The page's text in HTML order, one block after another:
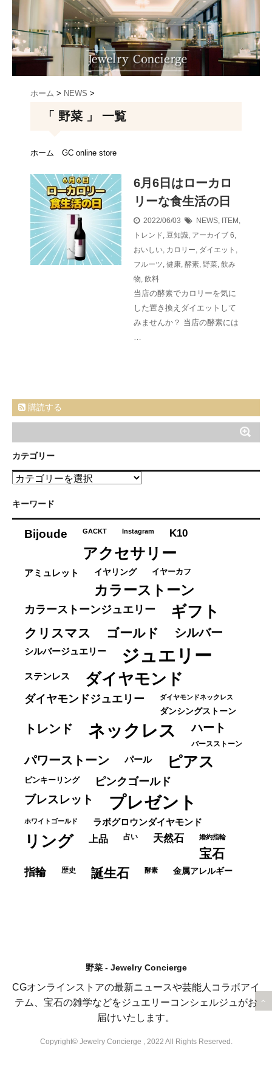
ホーム > NEWS >
「 野菜 」 一覧
ホーム GC online store
6月6日はローカロ
リーな食生活の日
2022/06/03 NEWS, ITEM,
トレンド, 豆知識, アーカイブ 6,
おいしい, カロリー, ダイエット ,
フルーツ, 健康, 酵素, 野菜, 飲み
物, 飲料
当店の酵素でカロリーを気に
した置き換えダイエットして
みませんか？ 当店の酵素には
購読する
カテゴリー
カ
ゴ
キーワード
Bijoude GACKT Instagram K10
アクセサリー
アミュレット イヤリング イヤーカフ
カラーストーン
カラーストーンジュエリー ギフト
クリスマス ゴールド シルバー
シルバージュエリー ジュエリー
ステンレス ダイヤモンド
ダイヤモンドジュエリー ダイヤモンドネックレス
ダンシングストーン
トレンド ネックレス ハート
バースストーン
パワーストーン パール ピアス
ピンキーリング ピンクゴールド
ブレスレット プレゼント
ホワイトゴールド ラボグロウンダイヤモンド
リング 上品 占い 天然石 婚約指輪
宝石
指輪 歴史 誕生石 酵素 金属アレルギー
野菜 - Jewelry Concierge
CGオンラインストアの最新ニュースや芸能人コラボアイ
テム、宝石の雑学などをジュエリーコンシェルジュがお
届けいたします。
Copyright© Jewelry Concierge , 2022 All Rights Reserved.